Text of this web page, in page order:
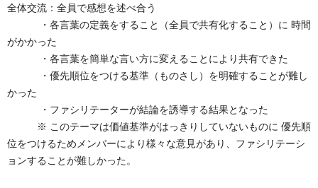
全体交流：全員で感想を述べ合う
・各言葉の定義をすること（全員で共有化すること）に 時間
がかかった
・各言葉を簡単な言い方に変えることにより共有できた
・優先順位をつける基準（ものさし）を明確することが難し
かった
・ファシリテーターが結論を誘導する結果となった
※ このテーマは価値基準がはっきりしていないものに 優先順
位をつけるためメンバーにより様々な意見があり、ファシリテーシ
ョンすることが難しかった。